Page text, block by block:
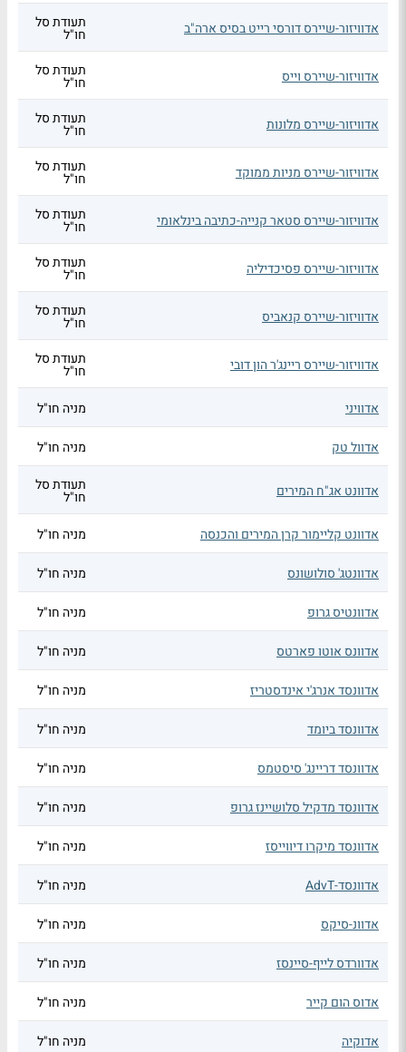
אדוויזור-שיירס דורסי רייט בסיס ארה"ב תעודת סל
חו"ל
אדוויזור-שיירס וייס תעודת סל
חו"ל
אדוויזור-שיירס מלונות תעודת סל
חו"ל
אדוויזור-שיירס מניות ממוקד תעודת סל
חו"ל
אדוויזור-שיירס סטאר קנייה-כתיבה בינלאומי תעודת סל
חו"ל
אדוויזור-שיירס פסיכדיליה תעודת סל
חו"ל
אדוויזור-שיירס קנאביס תעודת סל
חו"ל
אדוויזור-שיירס ריינג'ר הון דובי תעודת סל
חו"ל
אדוויני
מניה חו"ל
אדוול טק מניה חו"ל
אדוונט אג"ח המירים תעודת סל
חו"ל
אדוונט קליימור קרן המירים והכנסה
מניה חו"ל
אדוונטג' סולושונס מניה חו"ל
אדוונטיס גרופ מניה חו"ל
אדוונס אוטו פארטס מניה חו"ל
אדוונסד אנרג'י אינדסטריז מניה חו"ל
אדוונסד ביומד מניה חו"ל
אדוונסד דריינג' סיסטמס מניה חו"ל
אדוונסד מדקיל סלושיינז גרופ מניה חו"ל
אדוונסד מיקרו דיווייסז מניה חו"ל
אדוונסד-AdvT מניה חו"ל
אדוונ-סיקס מניה חו"ל
אדוורדס לייף-סיינסז מניה חו"ל
אדוס הום קייר מניה חו"ל
אדוקיה מניה חו"ל